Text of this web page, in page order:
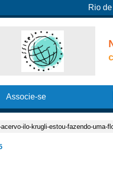
Rio
Associe-se
ilo-krugli-estou-fazendo-uma-